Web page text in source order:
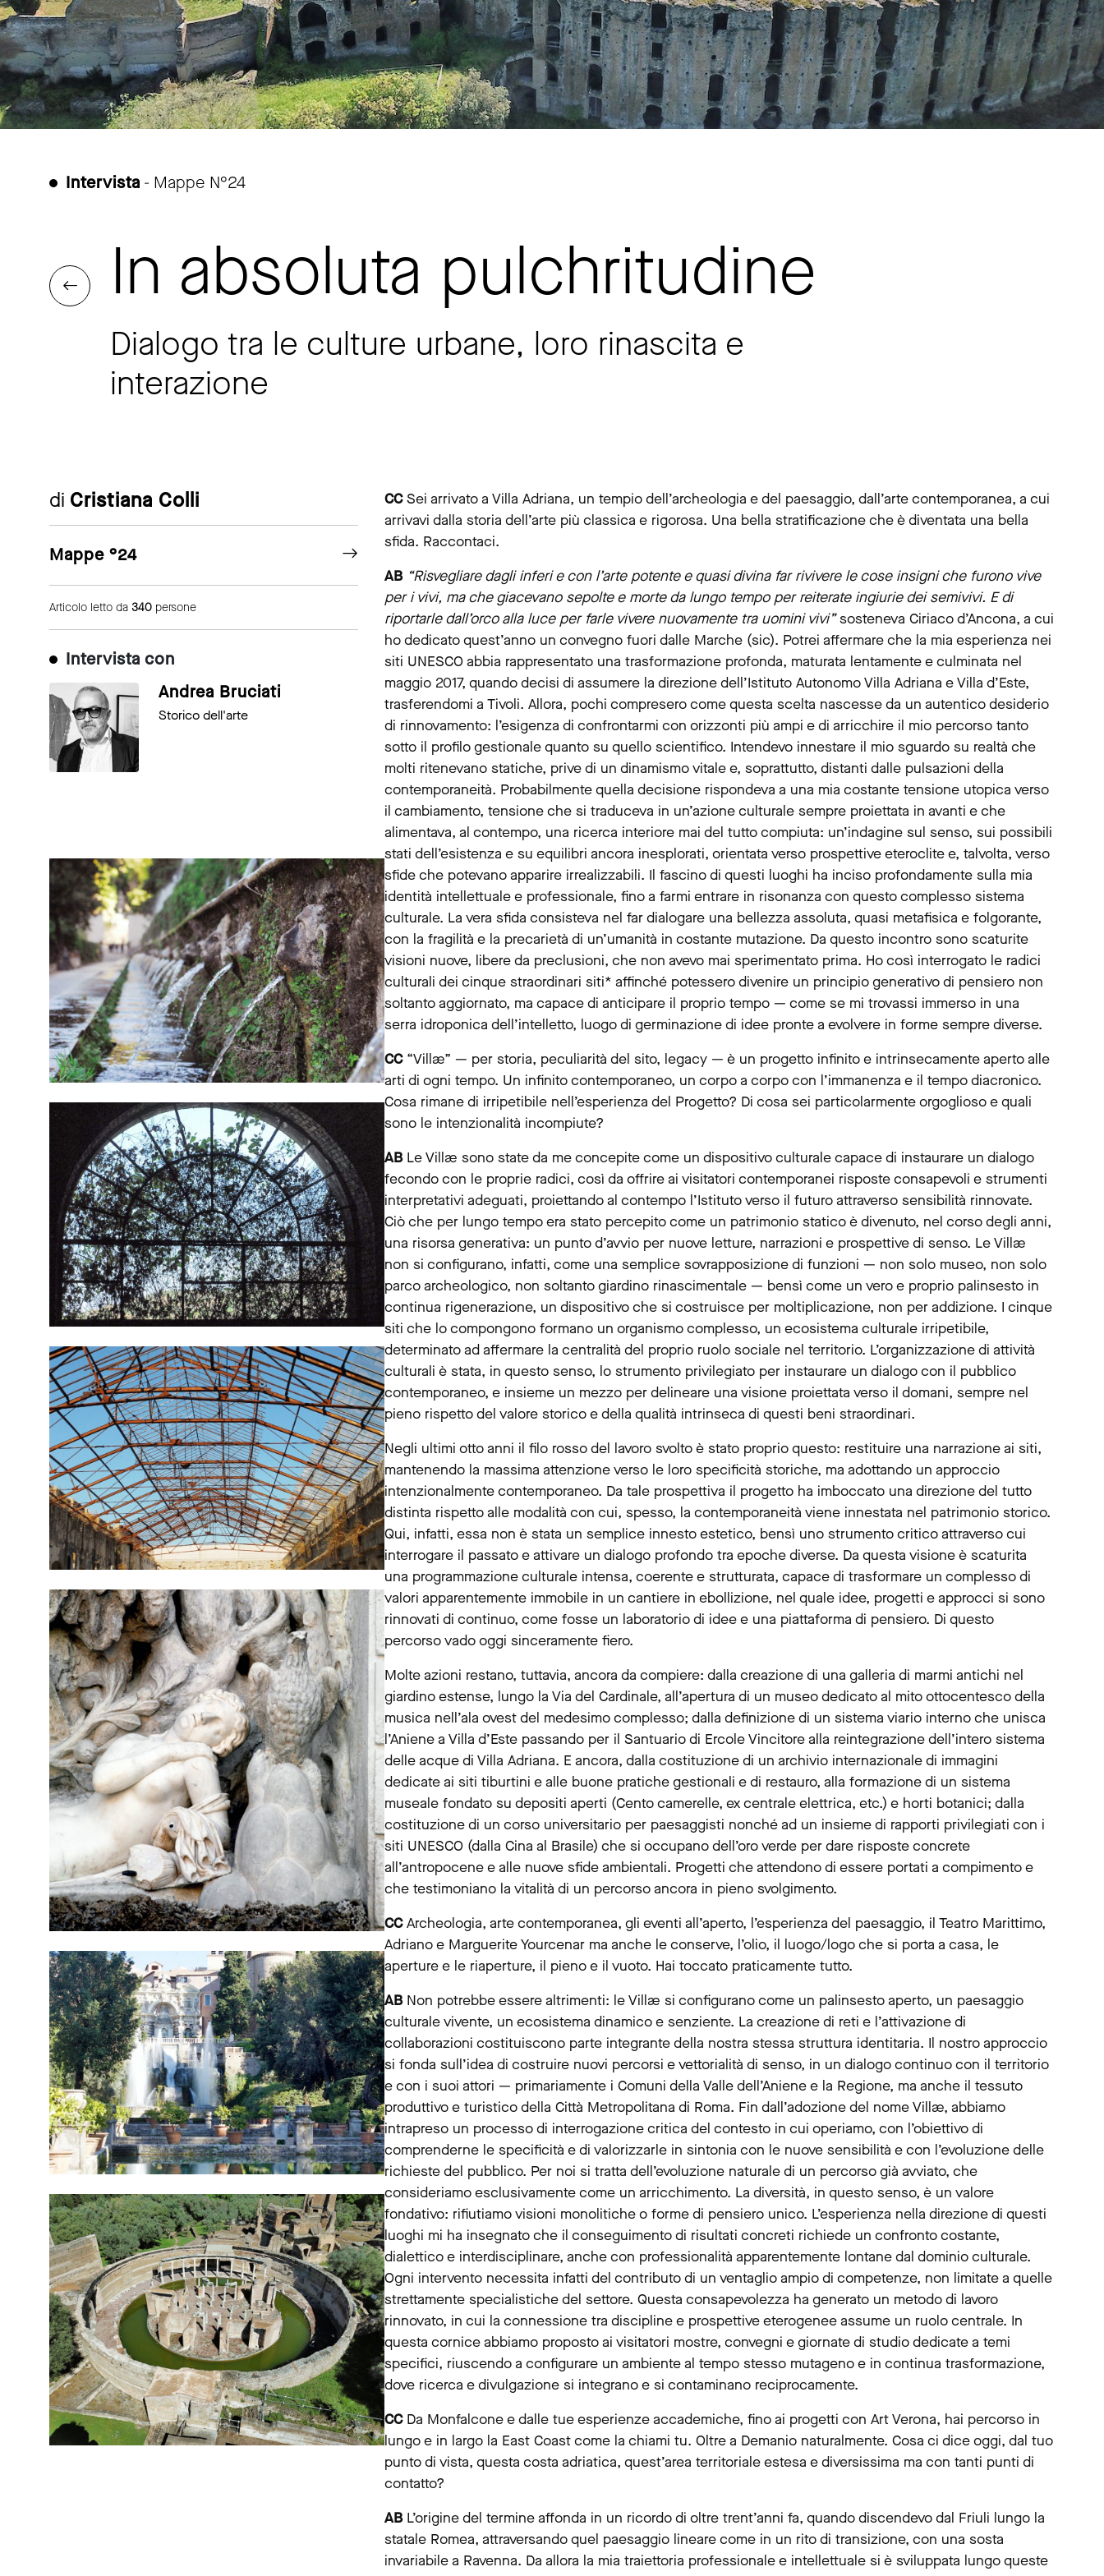
Intervista - Mappe N°24
In absoluta pulchritudine
Dialogo tra le culture urbane, loro rinascita e
interazione
di Cristiana Colli
Mappe °24
Articolo letto da 340 persone
Intervista con
Andrea Bruciati
Storico dell'arte
CCSei arrivato a Villa Adriana, un tempio dell’archeologia e del paesaggio, dall’arte contemporanea, a cui
arrivavi dalla storia dell’arte più classica e rigorosa. Una bella stratificazione che è diventata una bella
sfida. Raccontaci.
AB “Risvegliare dagli inferi e con l’arte potente e quasi divina far rivivere le cose insigni che furono vive
per i vivi, ma che giacevano sepolte e morte da lungo tempo per reiterate ingiurie dei semivivi. E di
riportarle dall’orco alla luce per farle vivere nuovamente tra uomini vivi”sosteneva Ciriaco d’Ancona, a cui
ho dedicato quest’anno un convegno fuori dalle Marche (sic). Potrei affermare che la mia esperienza nei
siti UNESCO abbia rappresentato una trasformazione profonda, maturata lentamente e culminata nel
maggio 2017, quando decisi di assumere la direzione dell’Istituto Autonomo Villa Adriana e Villa d’Este,
trasferendomi a Tivoli. Allora, pochi compresero come questa scelta nascesse da un autentico desiderio
di rinnovamento: l’esigenza di confrontarmi con orizzonti più ampi e di arricchire il mio percorso tanto
sotto il profilo gestionale quanto su quello scientifico. Intendevo innestare il mio sguardo su realtà che
molti ritenevano statiche, prive di un dinamismo vitale e, soprattutto, distanti dalle pulsazioni della
contemporaneità. Probabilmente quella decisione rispondeva a una mia costante tensione utopica verso
il cambiamento, tensione che si traduceva in un’azione culturale sempre proiettata in avanti e che
alimentava, al contempo, una ricerca interiore mai del tutto compiuta: un’indagine sul senso, sui possibili
stati dell’esistenza e su equilibri ancora inesplorati, orientata verso prospettive eteroclite e, talvolta, verso
sfide che potevano apparire irrealizzabili. Il fascino di questi luoghi ha inciso profondamente sulla mia
identità intellettuale e professionale, fino a farmi entrare in risonanza con questo complesso sistema
culturale. La vera sfida consisteva nel far dialogare una bellezza assoluta, quasi metafisica e folgorante,
con la fragilità e la precarietà di un’umanità in costante mutazione. Da questo incontro sono scaturite
visioni nuove, libere da preclusioni, che non avevo mai sperimentato prima. Ho così interrogato le radici
culturali dei cinque straordinari siti* affinché potessero divenire un principio generativo di pensiero non
soltanto aggiornato, ma capace di anticipare il proprio tempo — come se mi trovassi immerso in una
serra idroponica dell’intelletto, luogo di germinazione di idee pronte a evolvere in forme sempre diverse.
CC“Villæ” — per storia, peculiarità del sito, legacy — è un progetto infinito e intrinsecamente aperto alle
arti di ogni tempo. Un infinito contemporaneo, un corpo a corpo con l’immanenza e il tempo diacronico.
Cosa rimane di irripetibile nell’esperienza del Progetto? Di cosa sei particolarmente orgoglioso e quali
sono le intenzionalità incompiute?
ABLe Villæ sono state da me concepite come un dispositivo culturale capace di instaurare un dialogo
fecondo con le proprie radici, così da offrire ai visitatori contemporanei risposte consapevoli e strumenti
interpretativi adeguati, proiettando al contempo l’Istituto verso il futuro attraverso sensibilità rinnovate.
Ciò che per lungo tempo era stato percepito come un patrimonio statico è divenuto, nel corso degli anni,
una risorsa generativa: un punto d’avvio per nuove letture, narrazioni e prospettive di senso. Le Villæ
non si configurano, infatti, come una semplice sovrapposizione di funzioni — non solo museo, non solo
parco archeologico, non soltanto giardino rinascimentale — bensì come un vero e proprio palinsesto in
continua rigenerazione, un dispositivo che si costruisce per moltiplicazione, non per addizione. I cinque
siti che lo compongono formano un organismo complesso, un ecosistema culturale irripetibile,
determinato ad affermare la centralità del proprio ruolo sociale nel territorio. L’organizzazione di attività
culturali è stata, in questo senso, lo strumento privilegiato per instaurare un dialogo con il pubblico
contemporaneo, e insieme un mezzo per delineare una visione proiettata verso il domani, sempre nel
pieno rispetto del valore storico e della qualità intrinseca di questi beni straordinari.
Negli ultimi otto anni il filo rosso del lavoro svolto è stato proprio questo: restituire una narrazione ai siti,
mantenendo la massima attenzione verso le loro specificità storiche, ma adottando un approccio
intenzionalmente contemporaneo. Da tale prospettiva il progetto ha imboccato una direzione del tutto
distinta rispetto alle modalità con cui, spesso, la contemporaneità viene innestata nel patrimonio storico.
Qui, infatti, essa non è stata un semplice innesto estetico, bensì uno strumento critico attraverso cui
interrogare il passato e attivare un dialogo profondo tra epoche diverse. Da questa visione è scaturita
una programmazione culturale intensa, coerente e strutturata, capace di trasformare un complesso di
valori apparentemente immobile in un cantiere in ebollizione, nel quale idee, progetti e approcci si sono
rinnovati di continuo, come fosse un laboratorio di idee e una piattaforma di pensiero. Di questo
percorso vado oggi sinceramente fiero.
Molte azioni restano, tuttavia, ancora da compiere: dalla creazione di una galleria di marmi antichi nel
giardino estense, lungo la Via del Cardinale, all’apertura di un museo dedicato al mito ottocentesco della
musica nell’ala ovest del medesimo complesso; dalla definizione di un sistema viario interno che unisca
l’Aniene a Villa d’Este passando per il Santuario di Ercole Vincitore alla reintegrazione dell’intero sistema
delle acque di Villa Adriana. E ancora, dalla costituzione di un archivio internazionale di immagini
dedicate ai siti tiburtini e alle buone pratiche gestionali e di restauro, alla formazione di un sistema
museale fondato su depositi aperti (Cento camerelle, ex centrale elettrica, etc.) e horti botanici; dalla
costituzione di un corso universitario per paesaggisti nonché ad un insieme di rapporti privilegiati con i
siti UNESCO (dalla Cina al Brasile) che si occupano dell’oro verde per dare risposte concrete
all’antropocene e alle nuove sfide ambientali. Progetti che attendono di essere portati a compimento e
che testimoniano la vitalità di un percorso ancora in pieno svolgimento.
CCArcheologia, arte contemporanea, gli eventi all’aperto, l’esperienza del paesaggio, il Teatro Marittimo,
Adriano e Marguerite Yourcenar ma anche le conserve, l’olio, il luogo/logo che si porta a casa, le
aperture e le riaperture, il pieno e il vuoto. Hai toccato praticamente tutto.
ABNon potrebbe essere altrimenti: le Villæ si configurano come un palinsesto aperto, un paesaggio
culturale vivente, un ecosistema dinamico e senziente. La creazione di reti e l’attivazione di
collaborazioni costituiscono parte integrante della nostra stessa struttura identitaria. Il nostro approccio
si fonda sull’idea di costruire nuovi percorsi e vettorialità di senso, in un dialogo continuo con il territorio
e con i suoi attori — primariamente i Comuni della Valle dell’Aniene e la Regione, ma anche il tessuto
produttivo e turistico della Città Metropolitana di Roma. Fin dall’adozione del nome Villæ, abbiamo
intrapreso un processo di interrogazione critica del contesto in cui operiamo, con l’obiettivo di
comprenderne le specificità e di valorizzarle in sintonia con le nuove sensibilità e con l’evoluzione delle
richieste del pubblico. Per noi si tratta dell’evoluzione naturale di un percorso già avviato, che
consideriamo esclusivamente come un arricchimento. La diversità, in questo senso, è un valore
fondativo: rifiutiamo visioni monolitiche o forme di pensiero unico. L’esperienza nella direzione di questi
luoghi mi ha insegnato che il conseguimento di risultati concreti richiede un confronto costante,
dialettico e interdisciplinare, anche con professionalità apparentemente lontane dal dominio culturale.
Ogni intervento necessita infatti del contributo di un ventaglio ampio di competenze, non limitate a quelle
strettamente specialistiche del settore. Questa consapevolezza ha generato un metodo di lavoro
rinnovato, in cui la connessione tra discipline e prospettive eterogenee assume un ruolo centrale. In
questa cornice abbiamo proposto ai visitatori mostre, convegni e giornate di studio dedicate a temi
specifici, riuscendo a configurare un ambiente al tempo stesso mutageno e in continua trasformazione,
dove ricerca e divulgazione si integrano e si contaminano reciprocamente.
CCDa Monfalcone e dalle tue esperienze accademiche, fino ai progetti con Art Verona, hai percorso in
lungo e in largo la East Coast come la chiami tu. Oltre a Demanio naturalmente. Cosa ci dice oggi, dal tuo
punto di vista, questa costa adriatica, quest’area territoriale estesa e diversissima ma con tanti punti di
contatto?
ABL’origine del termine affonda in un ricordo di oltre trent’anni fa, quando discendevo dal Friuli lungo la
statale Romea, attraversando quel paesaggio lineare come in un rito di transizione, con una sosta
invariabile a Ravenna. Da allora la mia traiettoria professionale e intellettuale si è sviluppata lungo queste